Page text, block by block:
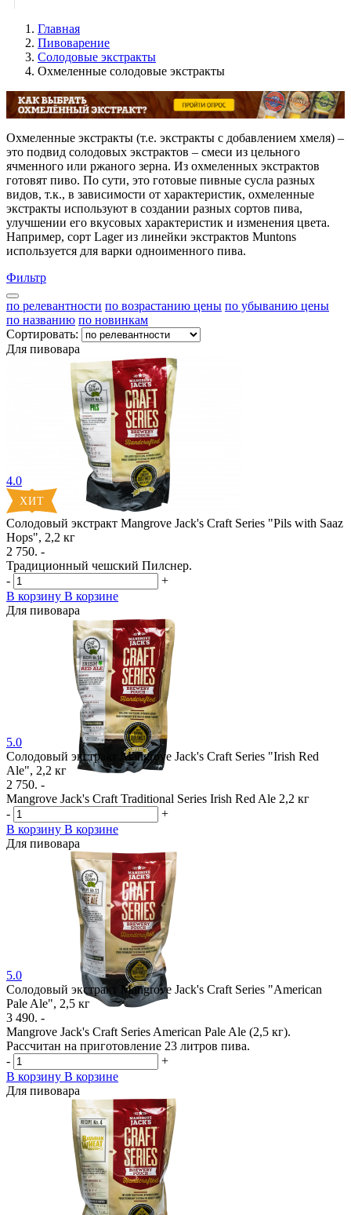
Главная
Пивоварение
Солодовые экстракты
Охмеленные солодовые экстракты
Охмеленные экстракты (т.е. экстракты с добавлением хмеля) –
это подвид солодовых экстрактов – смеси из цельного
ячменного или ржаного зерна. Из охмеленных экстрактов
готовят пиво. По сути, это готовые пивные сусла разных
видов, т.к., в зависимости от характеристик, охмеленные
экстракты используют в создании разных сортов пива,
улучшении его вкусовых характеристик и изменения цвета.
Например, сорт Lager из линейки экстрактов Muntons
используется для варки одноименного пива.
Фильтр
по релевантности по возрастанию цены по убыванию цены
по названию по новинкам
Сортировать:
Для пивовара
4.0
Солодовый экстракт Mangrove Jack's Craft Series "Pils with Saaz
Hops", 2,2 кг
2 750. -
Традиционный чешский Пилснер.
-
+
В корзину В корзине
Для пивовара
5.0
Солодовый экстракт Mangrove Jack's Craft Series "Irish Red
Ale", 2,2 кг
2 750. -
Mangrove Jack's Craft Traditional Series Irish Red Ale 2,2 кг
-
+
В корзину В корзине
Для пивовара
5.0
Солодовый экстракт Mangrove Jack's Craft Series "American
Pale Ale", 2,5 кг
3 490. -
Mangrove Jack's Craft Series American Pale Ale (2,5 кг).
Рассчитан на приготовление 23 литров пива.
-
+
В корзину В корзине
Для пивовара